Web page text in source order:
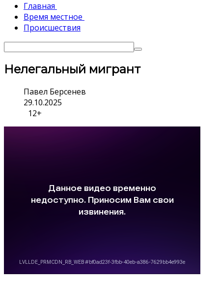
Главная
Время местное
Происшествия
Нелегальный мигрант
Павел Берсенев
29.10.2025
12+